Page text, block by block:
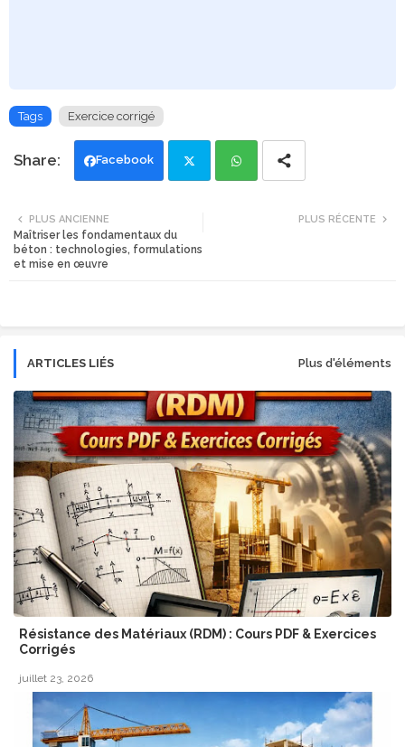
Tags Exercice corrigé
Facebook
PLUS RÉCENTE
PLUS ANCIENNE
Maîtriser les fondamentaux du
béton : technologies, formulations
et mise en œuvre
ARTICLES LIÉS Plus d'éléments
Résistance des Matériaux (RDM) : Cours PDF & Exercices
Corrigés
juillet 23, 2026